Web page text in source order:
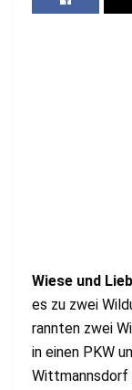
Wiese und
es zu zwei
rannten zwei
in einen PKW
Wittmannsdorf